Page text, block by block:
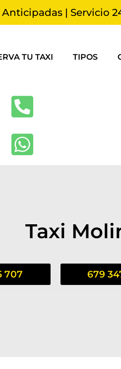
| Servicio
TU TAXI TIPOS
Taxi
707 679